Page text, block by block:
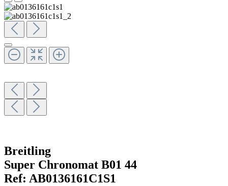
Breitling
Super Chronomat B01 44
Ref: AB0136161C1S1